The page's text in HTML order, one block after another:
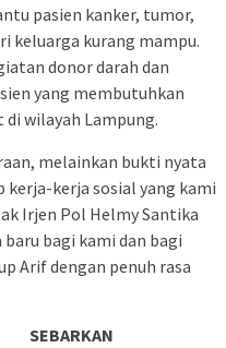
pasien kanker, tumor,
keluarga kurang mampu.
donor darah dan
yang membutuhkan
wilayah Lampung.
melainkan bukti nyata
kerja-kerja sosial yang kami
Irjen Pol Helmy Santika
bagi kami dan bagi
Arif dengan penuh rasa
SEBARKAN